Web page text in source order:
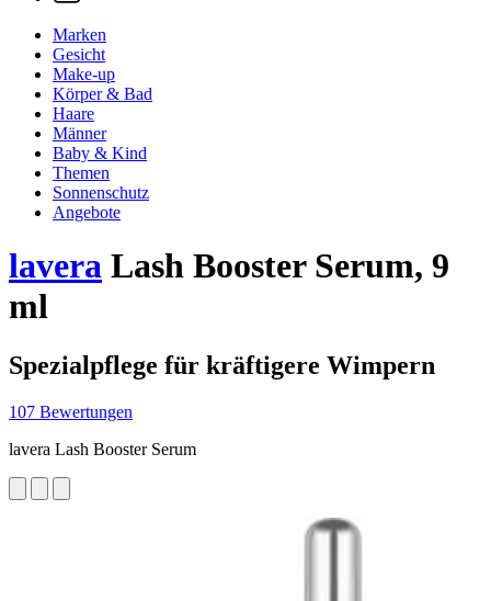
Marken
Gesicht
Make-up
Körper & Bad
Haare
Männer
Baby & Kind
Themen
Sonnenschutz
Angebote
lavera Lash Booster Serum, 9
ml
Spezialpflege für kräftigere Wimpern
107 Bewertungen
lavera Lash Booster Serum